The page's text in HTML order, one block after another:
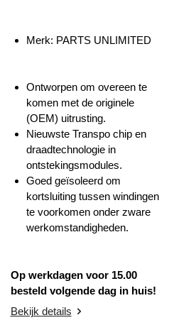
Merk: PARTS UNLIMITED
Ontworpen om overeen te
komen met de originele
(OEM) uitrusting.
Nieuwste Transpo chip en
draadtechnologie in
ontstekingsmodules.
Goed geïsoleerd om
kortsluiting tussen windingen
te voorkomen onder zware
werkomstandigheden.
Op werkdagen voor 15.00
besteld volgende dag in huis!
Bekijk details